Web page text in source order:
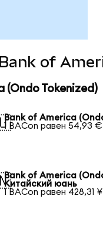
Bank of
(Ondo Tokenized)
Bank of America
1 BACon равен 54,93 €
Bank of America
Китайский юань
1 BACon равен 428,31 ¥